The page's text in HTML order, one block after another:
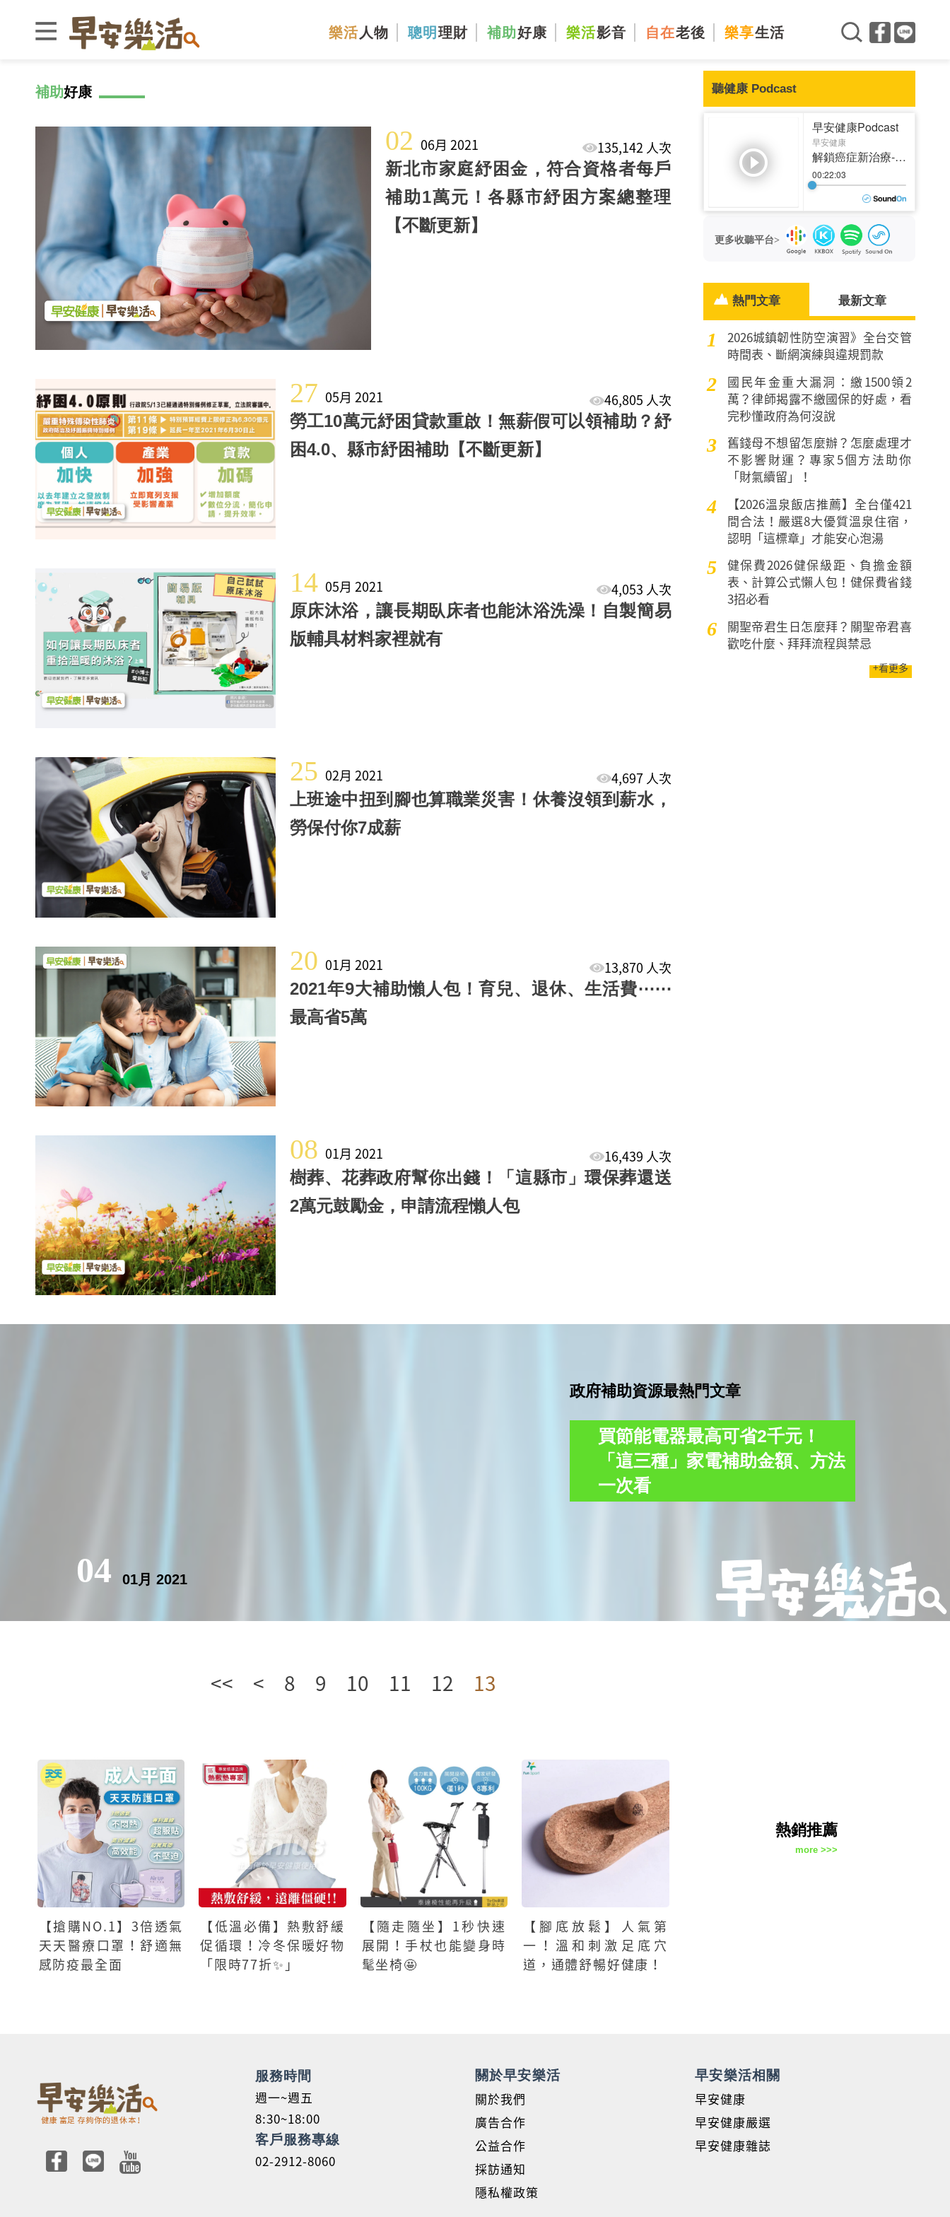
樂活 人物 聰明 理財 補助好康 樂活影音 自在老後 樂享生活
補助好康
02 06月 2021
135,142 人次
新北市家庭紓困金，符合資格者每戶
補助1萬元！各縣市紓困方案總整理
【不斷更新】
27 05月 2021
46,805 人次
勞工10萬元紓困貸款重啟！無薪假可以領補助？紓
困4.0、縣市紓困補助【不斷更新】
14 05月 2021
4,053 人次
原床沐浴，讓長期臥床者也能沐浴洗澡！自製簡易
版輔具材料家裡就有
25 02月 2021
4,697 人次
上班途中扭到腳也算職業災害！休養沒領到薪水，
勞保付你7成薪
20 01月 2021
13,870 人次
2021年9大補助懶人包！育兒、退休、生活費⋯⋯
最高省5萬
08 01月 2021
16,439 人次
樹葬、花葬政府幫你出錢！「這縣市」環保葬還送
2萬元鼓勵金，申請流程懶人包
政府補助資源最熱門文章
買節能電器最高可省2千元！
「這三種」家電補助金額、方法
一次看
04 01月 2021
<< < 8 9 10 11 12 13
熱銷推薦
more >>>
【搶購NO.1】3倍透氣
天天醫療口罩！舒適無
感防疫最全面
【低溫必備】熱敷舒緩
促循環！冷冬保暖好物
「限時77折✨」
【隨走隨坐】1秒快速
展開！手杖也能變身時
髦坐椅🤩
【腳底放鬆】人氣第
一！溫和刺激足底穴
道，通體舒暢好健康！
聽健康 Podcast
更多收聽平台>
熱門文章 最新文章
1
2026城鎮韌性防空演習》全台交管
時間表、斷網演練與違規罰款
2
國民年金重大漏洞：繳1500領2
萬？律師揭露不繳國保的好處，看
完秒懂政府為何沒說
3
舊錢母不想留怎麼辦？怎麼處理才
不影響財運？專家5個方法助你
「財氣續留」！
4
【2026溫泉飯店推薦】全台僅421
間合法！嚴選8大優質溫泉住宿，
認明「這標章」才能安心泡湯
5
健保費2026健保級距、負擔金額
表、計算公式懶人包！健保費省錢
3招必看
6
關聖帝君生日怎麼拜？關聖帝君喜
歡吃什麼、拜拜流程與禁忌
+看更多
服務時間
週一~週五
8:30~18:00
客戶服務專線
02-2912-8060
關於早安樂活
關於我們
廣告合作
公益合作
採訪通知
隱私權政策
早安樂活相關
早安健康
早安健康嚴選
早安健康雜誌